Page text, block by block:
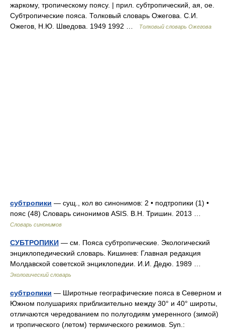
жаркому, тропическому поясу. | прил. субтропический, ая, ое.
Субтропические пояса. Толковый словарь Ожегова. С.И.
Ожегов, Н.Ю. Шведова. 1949 1992 …
Толковый словарь Ожегова
субтропики — сущ., кол во синонимов: 2 • подтропики (1) •
пояс (48) Словарь синонимов ASIS. В.Н. Тришин. 2013 …
Словарь синонимов
СУБТРОПИКИ — см. Пояса субтропические. Экологический
энциклопедический словарь. Кишинев: Главная редакция
Молдавской советской энциклопедии. И.И. Дедю. 1989 …
Экологический словарь
субтропики — Широтные географические пояса в Северном и
Южном полушариях приблизительно между 30° и 40° широты,
отличаются чередованием по полугодиям умеренного (зимой)
и тропического (летом) термического режимов. Syn.: